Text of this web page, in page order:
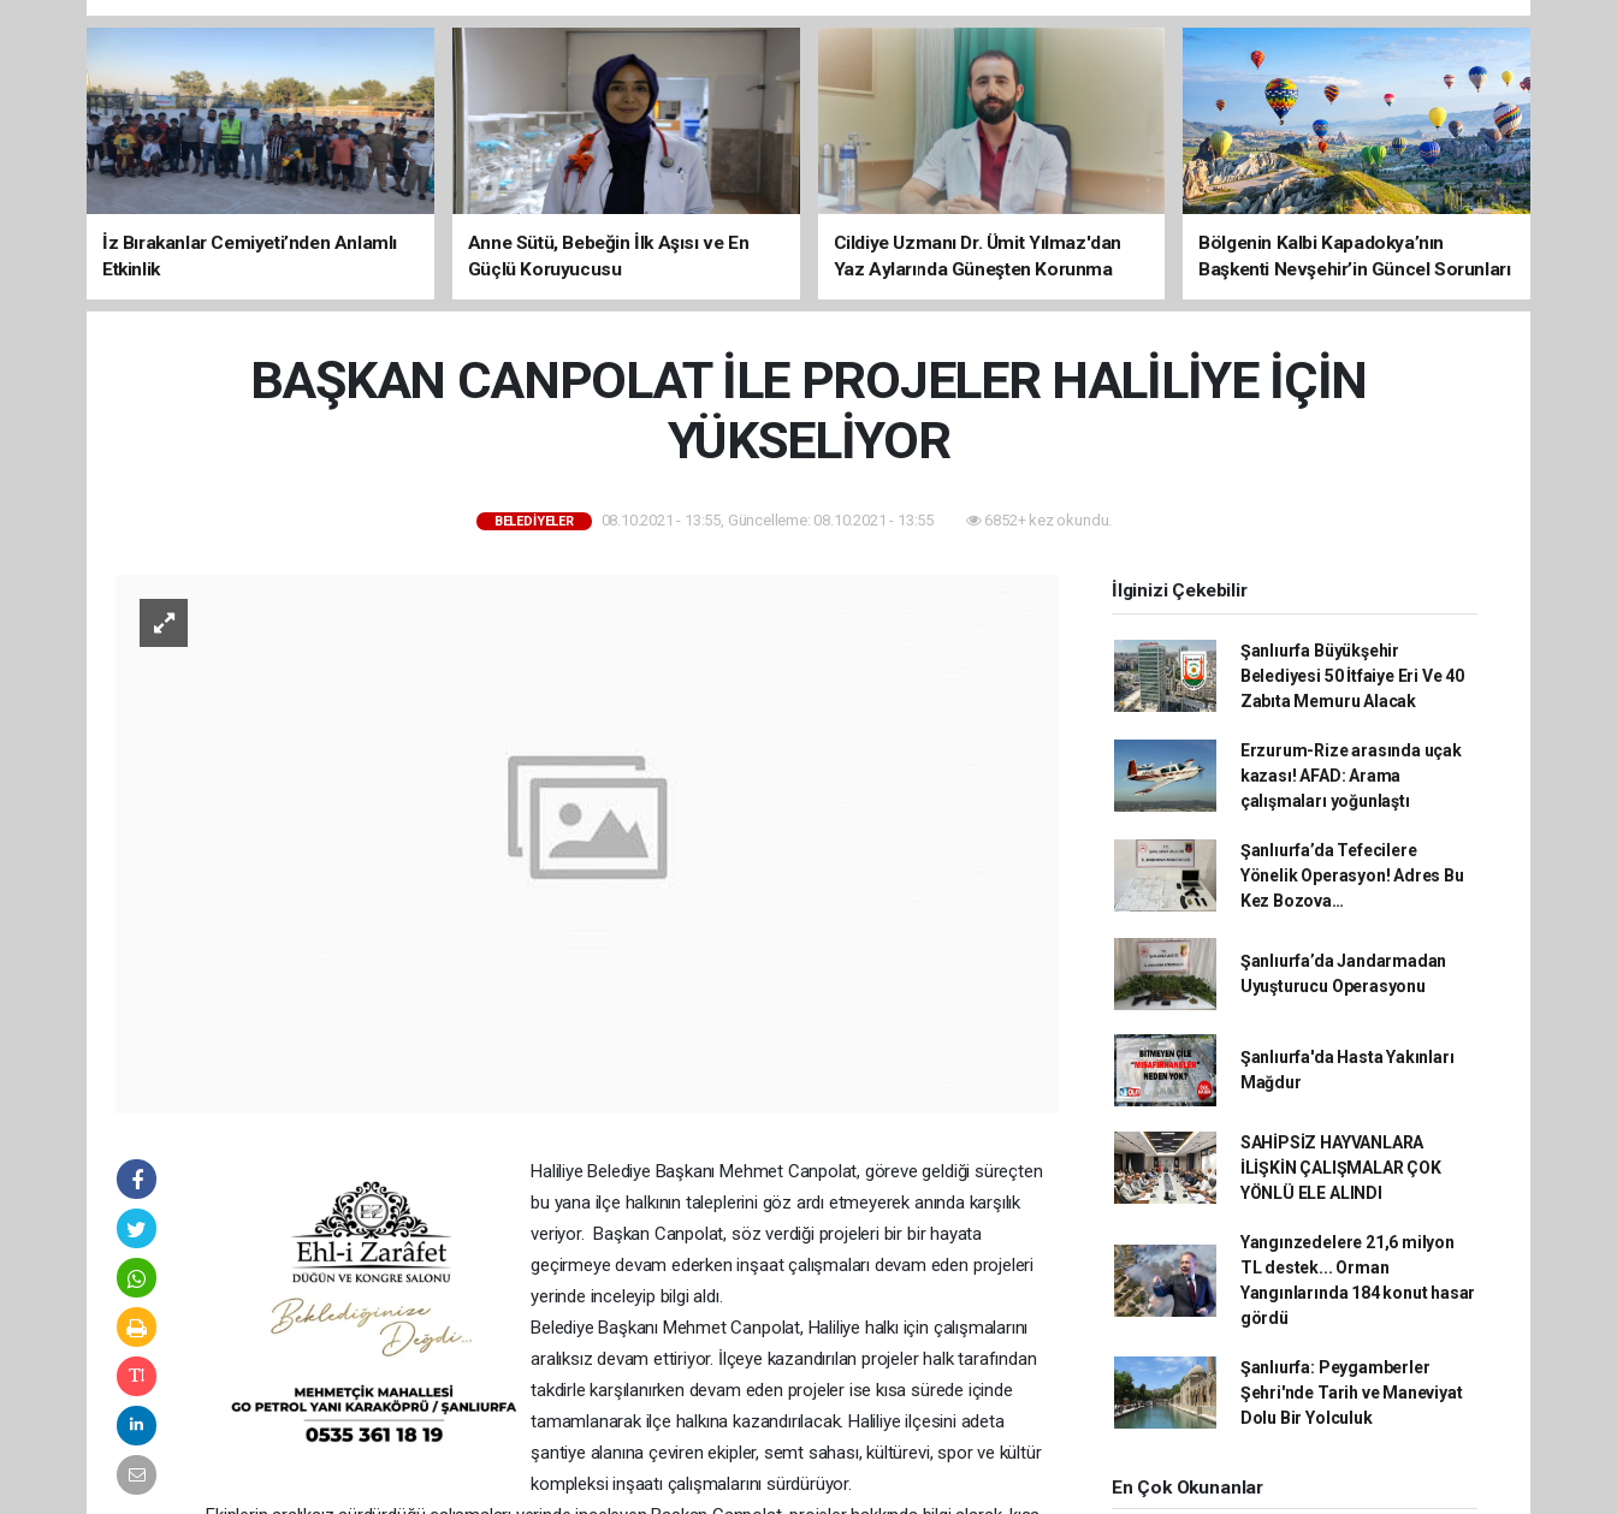
İz Bırakanlar Cemiyeti’nden Anlamlı
Etkinlik
Anne Sütü, Bebeğin İlk Aşısı ve En
Güçlü Koruyucusu
Cildiye Uzmanı Dr. Ümit Yılmaz'dan
Yaz Aylarında Güneşten Korunma
Uyarısı
Bölgenin Kalbi Kapadokya’nın
Başkenti Nevşehir’in Güncel Sorunları
ve Çözüm Haritası
BAŞKAN CANPOLAT İLE PROJELER HALİLİYE İÇİN
YÜKSELİYOR
BELEDIYELER 08.10.2021 - 13:55, Güncelleme: 08.10.2021 - 13:55 6852+ kez okundu.
Haliliye Belediye Başkanı Mehmet Canpolat, göreve geldiği süreçten
bu yana ilçe halkının taleplerini göz ardı etmeyerek anında karşılık
veriyor. Başkan Canpolat, söz verdiği projeleri bir bir hayata
geçirmeye devam ederken inşaat çalışmaları devam eden projeleri
yerinde inceleyip bilgi aldı.
Belediye Başkanı Mehmet Canpolat, Haliliye halkı için çalışmalarını
aralıksız devam ettiriyor. İlçeye kazandırılan projeler halk tarafından
takdirle karşılanırken devam eden projeler ise kısa sürede içinde
tamamlanarak ilçe halkına kazandırılacak. Haliliye ilçesini adeta
şantiye alanına çeviren ekipler, semt sahası, kültürevi, spor ve kültür
kompleksi inşaatı çalışmalarını sürdürüyor.
İlginizi Çekebilir
Şanlıurfa Büyükşehir
Belediyesi 50 İtfaiye Eri Ve 40
Zabıta Memuru Alacak
Erzurum-Rize arasında uçak
kazası! AFAD: Arama
çalışmaları yoğunlaştı
Şanlıurfa’da Tefecilere
Yönelik Operasyon! Adres Bu
Kez Bozova…
Şanlıurfa’da Jandarmadan
Uyuşturucu Operasyonu
Şanlıurfa'da Hasta Yakınları
Mağdur
SAHİPSİZ HAYVANLARA
İLİŞKİN ÇALIŞMALAR ÇOK
YÖNLÜ ELE ALINDI
Yangınzedelere 21,6 milyon
TL destek... Orman
Yangınlarında 184 konut hasar
gördü
Şanlıurfa: Peygamberler
Şehri'nde Tarih ve Maneviyat
Dolu Bir Yolculuk
En Çok Okunanlar